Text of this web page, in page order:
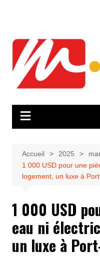
contenu
Accueil 2025
1 000 USD pour une
logement, un luxe à
1 000 USD
eau ni
un luxe à